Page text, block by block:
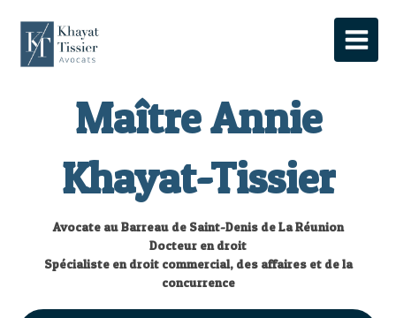
Maître Annie
Khayat-Tissier
Avocate au Barreau de Saint-Denis de La Réunion
Docteur en droit
Spécialiste en droit commercial, des affaires et de la
concurrence